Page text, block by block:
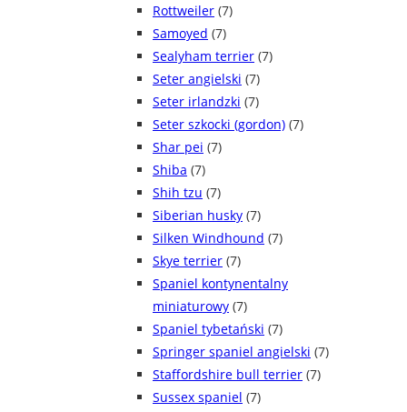
Rottweiler (7)
Samoyed (7)
Sealyham terrier (7)
Seter angielski (7)
Seter irlandzki (7)
Seter szkocki (gordon) (7)
Shar pei (7)
Shiba (7)
Shih tzu (7)
Siberian husky (7)
Silken Windhound (7)
Skye terrier (7)
Spaniel kontynentalny
miniaturowy (7)
Spaniel tybetański (7)
Springer spaniel angielski (7)
Staffordshire bull terrier (7)
Sussex spaniel (7)